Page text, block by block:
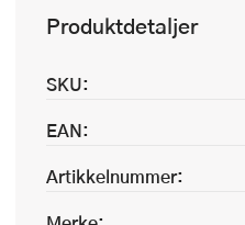
Produktdetaljer
SKU:
EAN:
Artikkelnummer: